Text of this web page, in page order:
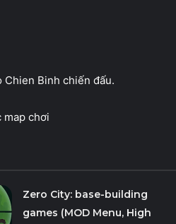
Chien Binh chiến đấu.
map chơi
Zero City: base-building
games (MOD Menu, High